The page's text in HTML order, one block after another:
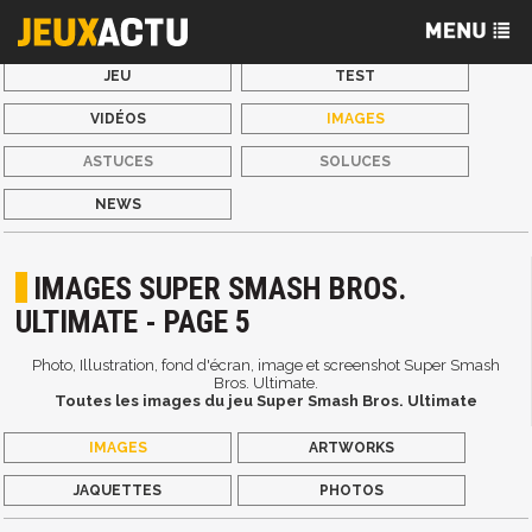
JEU TEST
VIDÉOS IMAGES
ASTUCES SOLUCES
NEWS
IMAGES SUPER SMASH BROS.
ULTIMATE - PAGE 5
Photo, Illustration, fond d'écran, image et screenshot Super Smash
Bros. Ultimate.
Toutes les images du jeu Super Smash Bros. Ultimate
IMAGES ARTWORKS
JAQUETTES PHOTOS